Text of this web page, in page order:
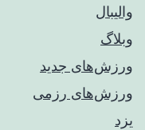
والیبال
وبلاگ
ورزش‌های جدید
ورزش‌های رزمی
یزد